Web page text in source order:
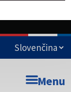
Menu